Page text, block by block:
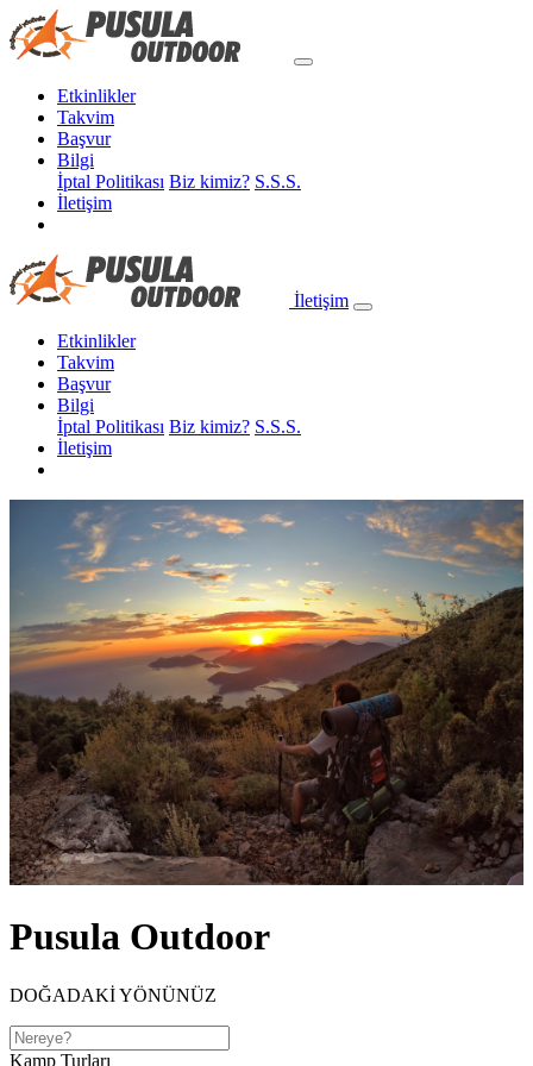
Etkinlikler
Takvim
Başvur
Bilgi
İptal Politikası Biz kimiz? S.S.S.
İletişim
İletişim
Etkinlikler
Takvim
Başvur
Bilgi
İptal Politikası Biz kimiz? S.S.S.
İletişim
Pusula Outdoor
DOĞADAKİ YÖNÜNÜZ
Kamp Turları